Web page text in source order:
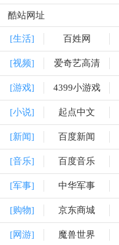
酷站网址
[生活] 百姓网
[视频] 爱奇艺高清
[游戏] 4399小游戏
[小说] 起点中文
[新闻] 百度新闻
[音乐] 百度音乐
[军事] 中华军事
[购物] 京东商城
[网游] 魔兽世界